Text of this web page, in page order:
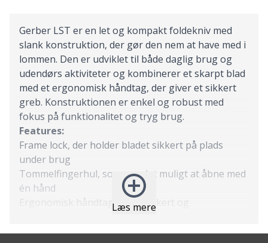
Læs mere
Gerber LST er en let og kompakt foldekniv med
slank konstruktion, der gør den nem at have med i
lommen. Den er udviklet til både daglig brug og
udendørs aktiviteter og kombinerer et skarpt blad
med et ergonomisk håndtag, der giver et sikkert
greb. Konstruktionen er enkel og robust med
fokus på funktionalitet og tryg brug.
Features:
Frame lock, der holder bladet sikkert på plads
under brug
Tommelfingerhul, som gør det muligt at åbne med
én hånd
Ergonomisk håndtag for et sikkert og
Lanyard-hul, der gør den nem at fastgøre til